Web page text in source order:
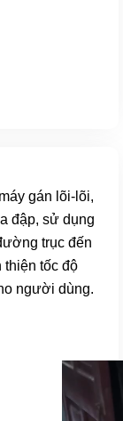
gán lõi-lõi,
đập, sử dụng
trục đến
thiện tốc độ
người dùng.